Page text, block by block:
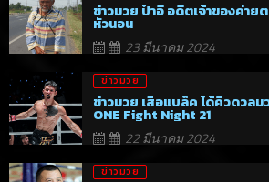
ข่าวมวย ป๋าอี อดีตเจ้าของค่าย
หัวนอน
23 มีนาคม 2024
ข่าวมวย
ข่าวมวย เสือแบล็ค ได้คิวดวลม
ONE Fight Night 21
22 มีนาคม 2024
ข่าวมวย